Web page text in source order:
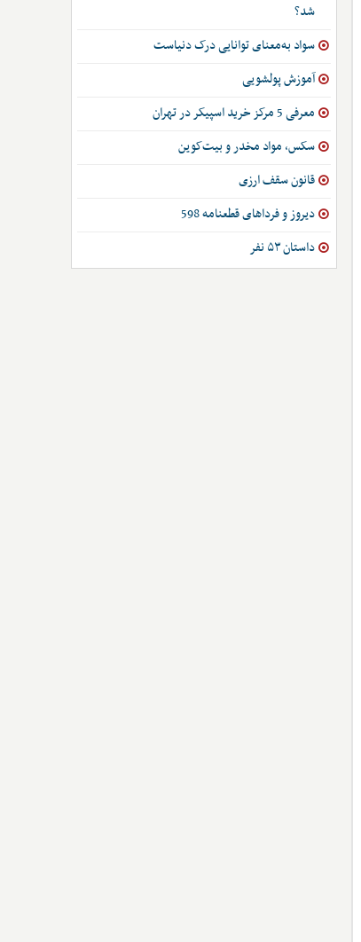
شد؟
سواد به‌معنای توانایی درک دنیاست
آموزش پولشویی
معرفی 5 مرکز خرید اسپیکر در تهران
سکس، مواد مخدر و بیت‌کوین
قانون سقف ارزی
دیروز و فرداهای قطعنامه 598
داستان ۵۳ نفر